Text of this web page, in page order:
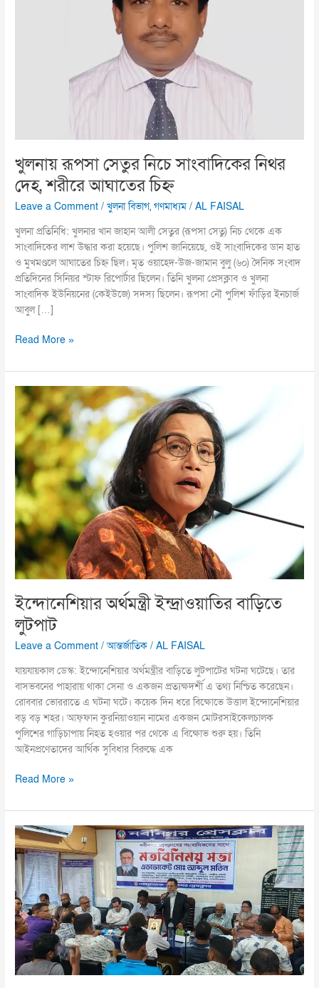
খুলনায় রূপসা সেতুর নিচে সাংবাদিকের নিথর
দেহ, শরীরে আঘাতের চিহ্ন
Leave a Comment /খুলনা বিভাগ,গণমাধ্যম /AL FAISAL
খুলনা প্রতিনিধি: খুলনার খান জাহান আলী সেতুর (রূপসা সেতু) নিচ থেকে এক
সাংবাদিকের লাশ উদ্ধার করা হয়েছে। পুলিশ জানিয়েছে, ওই সাংবাদিকের ডান হাত
ও মুখমণ্ডলে আঘাতের চিহ্ন ছিল। মৃত ওয়াহেদ-উজ-জামান বুলু (৬০) দৈনিক সংবাদ
প্রতিদিনের সিনিয়র স্টাফ রিপোর্টার ছিলেন। তিনি খুলনা প্রেসক্লাব ও খুলনা
সাংবাদিক ইউনিয়নের (কেইউজে) সদস্য ছিলেন। রূপসা নৌ পুলিশ ফাঁড়ির ইনচার্জ
আবুল […]
Read More »
ইন্দোনেশিয়ার অর্থমন্ত্রী ইন্দ্রাওয়াতির বাড়িতে
লুটপাট
Leave a Comment /আন্তর্জাতিক /AL FAISAL
যায়যায়কাল ডেস্ক: ইন্দোনেশিয়ার অর্থমন্ত্রীর বাড়িতে লুটপাটের ঘটনা ঘটেছে। তার
বাসভবনের পাহারায় থাকা সেনা ও একজন প্রত্যক্ষদর্শী এ তথ্য নিশ্চিত করেছেন।
রোববার ভোররাতে এ ঘটনা ঘটে। কয়েক দিন ধরে বিক্ষোভে উত্তাল ইন্দোনেশিয়ার
বড় বড় শহর। আফ্ফান কুরনিয়াওয়ান নামের একজন মোটরসাইকেলচালক
পুলিশের গাড়িচাপায় নিহত হওয়ার পর থেকে এ বিক্ষোভ শুরু হয়। তিনি
আইনপ্রণেতাদের আর্থিক সুবিধার বিরুদ্ধে এক
ইন্দোনেশিয়ার
অর্থমন্ত্রী
ইন্দ্রাওয়াতির
বাড়িতে
লুটপাট
Read More »
নবীনগর
প্রেসক্লাবে
বিএনপি
নেতা
আব্দুল
মতিনের
মতবিনিময়